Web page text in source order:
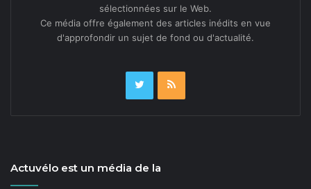
sélectionnées sur le Web.
Ce média offre également des articles inédits en vue
d'approfondir un sujet de fond ou d'actualité.
Actuvélo est un média de la